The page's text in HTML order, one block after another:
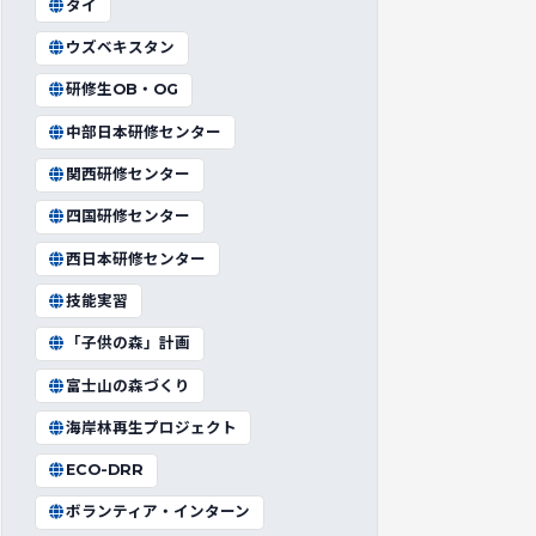
タイ
ウズベキスタン
研修生OB・OG
中部日本研修センター
関西研修センター
四国研修センター
西日本研修センター
技能実習
「子供の森」計画
富士山の森づくり
海岸林再生プロジェクト
ECO-DRR
ボランティア・インターン